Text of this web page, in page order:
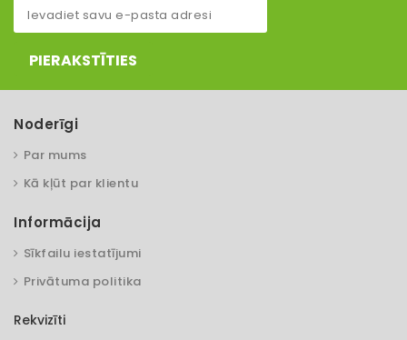
PIERAKSTĪTIES
Noderīgi
Par mums
Kā kļūt par klientu
Informācija
Sīkfailu iestatījumi
Privātuma politika
Rekvizīti